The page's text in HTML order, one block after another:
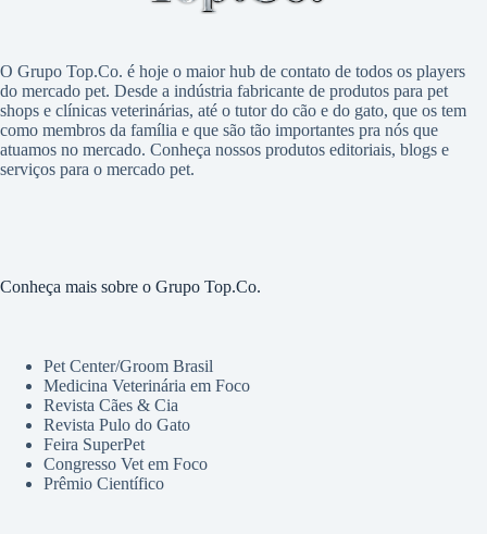
O Grupo Top.Co. é hoje o maior hub de contato de todos os players
do mercado pet. Desde a indústria fabricante de produtos para pet
shops e clínicas veterinárias, até o tutor do cão e do gato, que os tem
como membros da família e que são tão importantes pra nós que
atuamos no mercado. Conheça nossos produtos editoriais, blogs e
serviços para o mercado pet.
Conheça mais sobre o Grupo Top.Co.
Pet Center/Groom Brasil
Medicina Veterinária em Foco
Revista Cães & Cia
Revista Pulo do Gato
Feira SuperPet
Congresso Vet em Foco
Prêmio Científico